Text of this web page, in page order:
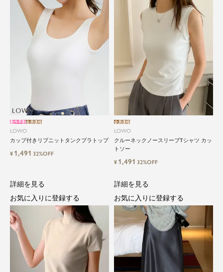
LOWO
カップ付きリブニットタンクブラトップ
新作早割会員価格
¥ 1,491 32%OFF
LOWO
クルーネックノースリーブTシャツ カッ
トソー
会員価格
¥ 1,491 32%OFF
詳細を見る
お気に入りに登録する
詳細を見る
お気に入りに登録する